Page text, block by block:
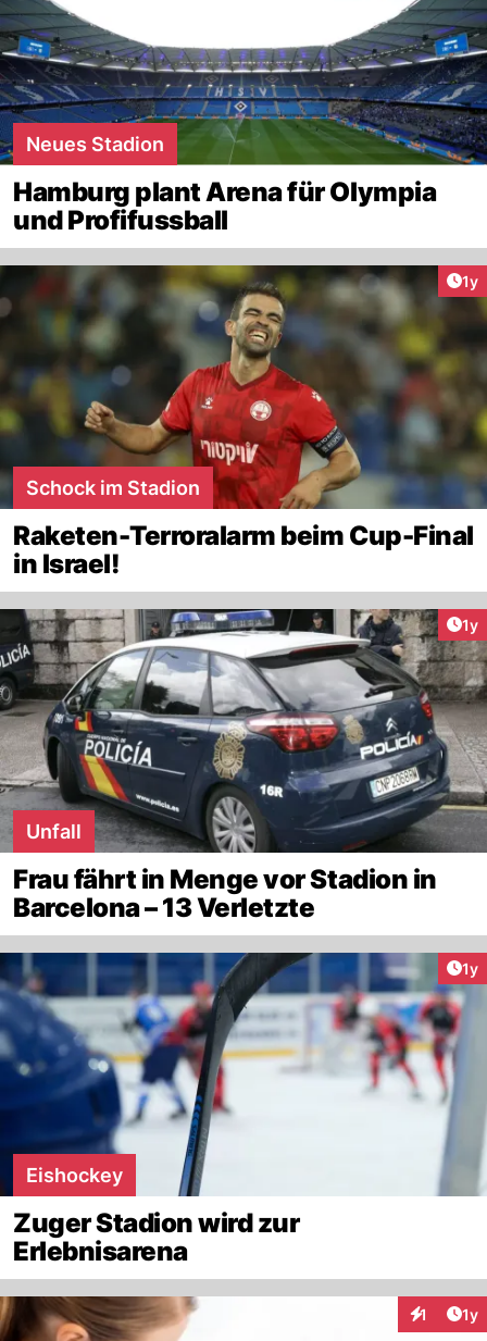
Neues Stadion
Hamburg plant Arena für Olympia
und Profifussball
1y
Schock im Stadion
Raketen-Terroralarm beim Cup-Final
in Israel!
1y
Unfall
Frau fährt in Menge vor Stadion in
Barcelona – 13 Verletzte
1y
Eishockey
Zuger Stadion wird zur
Erlebnisarena
1 1y